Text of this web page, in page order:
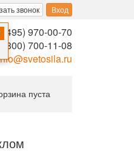
звонок Вход
(495) 970-00-70
8 (800) 700-11-08
пуста